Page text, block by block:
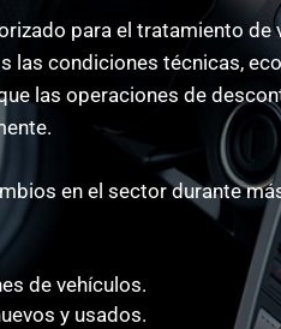
para el tratamiento de
las condiciones técnicas,
las operaciones de
en el sector durante
de vehículos.
y usados.